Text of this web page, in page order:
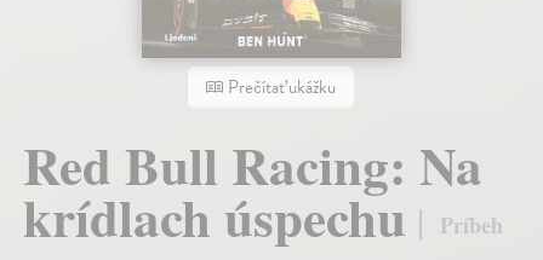
Prečítať ukážku
Red Bull Racing: Na
krídlach úspechu
Príbeh